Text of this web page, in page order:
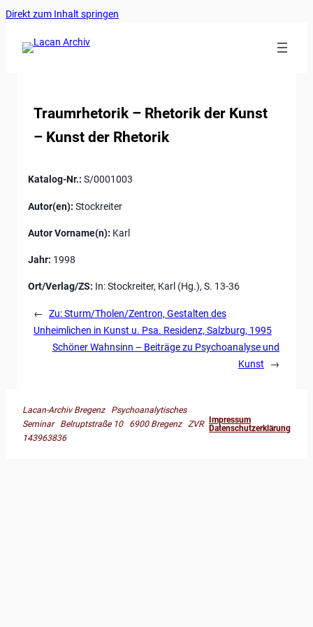
Direkt zum Inhalt springen
Traumrhetorik – Rhetorik der Kunst
– Kunst der Rhetorik
Katalog-Nr.: S/0001003
Autor(en): Stockreiter
Autor Vorname(n): Karl
Jahr: 1998
Ort/Verlag/ZS: In: Stockreiter, Karl (Hg.), S. 13-36
← Zu: Sturm/Tholen/Zentron, Gestalten des
Unheimlichen in Kunst u. Psa. Residenz, Salzburg, 1995
Schöner Wahnsinn – Beiträge zu Psychoanalyse und
Kunst
→
Lacan-Archiv Bregenz Psychoanalytisches
Seminar Belruptstraße 10 6900 Bregenz ZVR
143963836
Impressum
Datenschutzerklärung